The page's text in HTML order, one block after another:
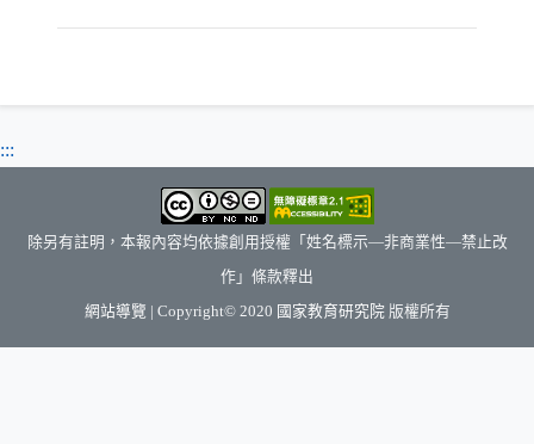
:::
除另有註明，本報內容均依據創用授權「姓名標示—非商業性—禁止改
作」條款釋出
網站導覽 | Copyright© 2020 國家教育研究院（另開新視窗）
版權所有